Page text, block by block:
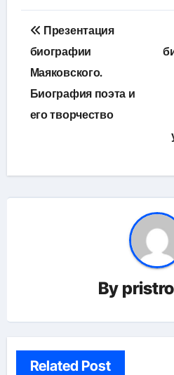
Навигация
по
записям
Презентация
биографии
Маяковского.
Биография поэта и
его творчество
By
Related Post